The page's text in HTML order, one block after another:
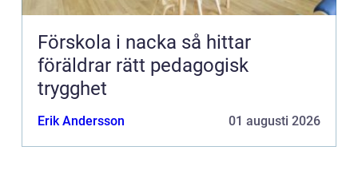
Förskola i nacka så hittar
föräldrar rätt pedagogisk
trygghet
Erik Andersson 01 augusti 2026